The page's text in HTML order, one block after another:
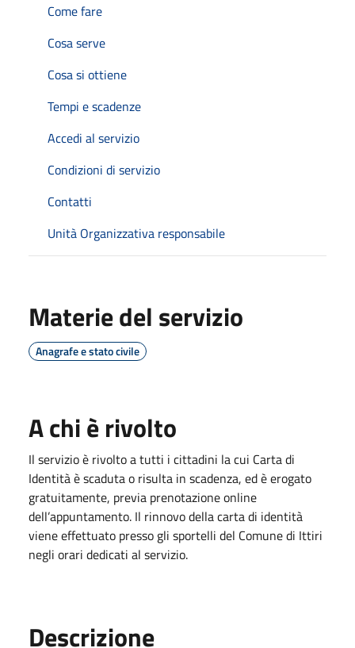
Come fare
Cosa serve
Cosa si ottiene
Tempi e scadenze
Accedi al servizio
Condizioni di servizio
Contatti
Unità Organizzativa responsabile
Materie del servizio
Anagrafe e stato civile
A chi è rivolto
Il servizio è rivolto a tutti i cittadini la cui Carta di
Identità è scaduta o risulta in scadenza, ed è erogato
gratuitamente, previa prenotazione online
dell’appuntamento. Il rinnovo della carta di identità
viene effettuato presso gli sportelli del Comune di Ittiri
negli orari dedicati al servizio.
Descrizione